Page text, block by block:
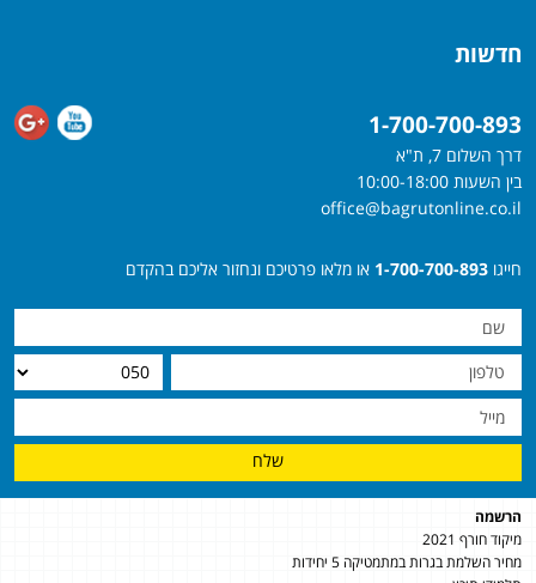
חדשות
1-700-700-893
דרך השלום 7, ת"א
בין השעות 10:00-18:00
office@bagrutonline.co.il
חייגו 1-700-700-893 או מלאו פרטיכם ונחזור אליכם בהקדם
שלח
הרשמה
מיקוד חורף 2021
מחיר השלמת בגרות במתמטיקה 5 יחידות